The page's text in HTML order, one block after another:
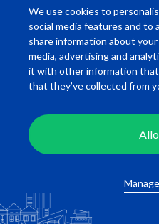
We use cookies to
social media features and to
share information about
media, advertising and
it with other information
that they’ve collected from
Short
Rotterdam
Beschikbaar per
€ 1.975,00 incl.